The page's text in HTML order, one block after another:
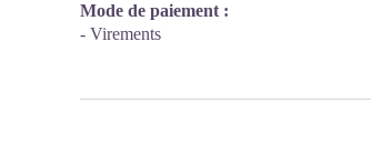
Mode de paiement :
- Virements